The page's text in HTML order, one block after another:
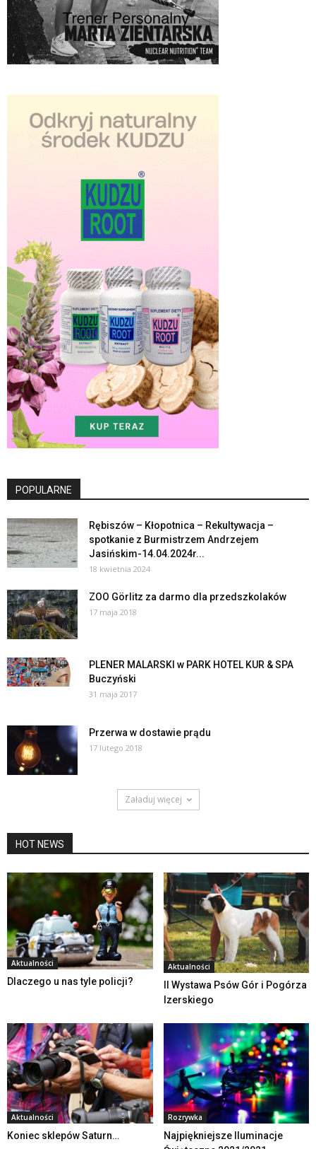
POPULARNE
Rębiszów – Kłopotnica – Rekultywacja –
spotkanie z Burmistrzem Andrzejem
Jasińskim-14.04.2024r...
18 kwietnia 2024
ZOO Görlitz za darmo dla przedszkolaków
17 maja 2018
PLENER MALARSKI w PARK HOTEL KUR & SPA
Buczyński
31 maja 2017
Przerwa w dostawie prądu
17 lutego 2018
Załaduj więcej
HOT NEWS
Aktualności
Dlaczego u nas tyle policji?
Aktualności
II Wystawa Psów Gór i Pogórza
Izerskiego
Aktualności
Koniec sklepów Saturn…
Rozrywka
Najpiękniejsze Iluminacje